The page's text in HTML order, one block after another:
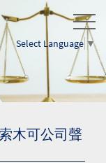
Select Language ▼
木可公司聲